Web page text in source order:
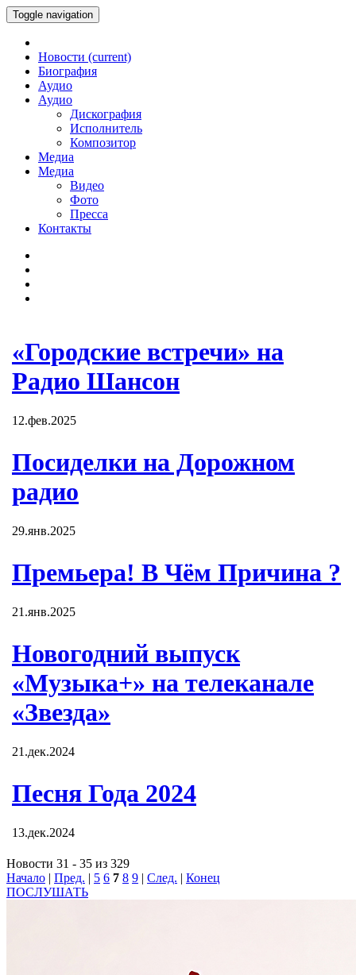
Toggle navigation
Новости (current)
Биография
Аудио
Аудио
Дискография
Исполнитель
Композитор
Медиа
Медиа
Видео
Фото
Пресса
Контакты
«Городские встречи» на
Радио Шансон
12.фев.2025
Посиделки на Дорожном
радио
29.янв.2025
Премьера! В Чём Причина ?
21.янв.2025
Новогодний выпуск
«Музыка+» на телеканале
«Звезда»
21.дек.2024
Песня Года 2024
13.дек.2024
Новости 31 - 35 из 329
Начало | Пред. | 5 6 7 8 9 | След. | Конец
ПОСЛУШАТЬ